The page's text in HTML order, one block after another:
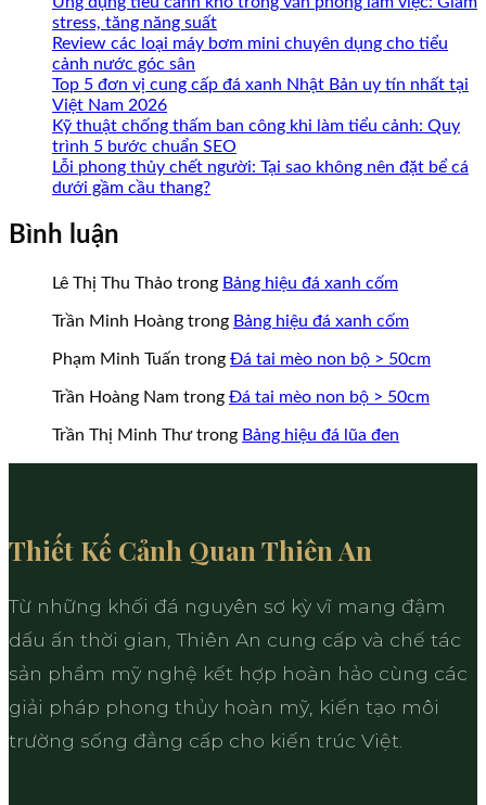
stress, tăng năng suất
Review các loại máy bơm mini chuyên dụng cho tiểu
cảnh nước góc sân
Top 5 đơn vị cung cấp đá xanh Nhật Bản uy tín nhất tại
Việt Nam 2026
Kỹ thuật chống thấm ban công khi làm tiểu cảnh: Quy
trình 5 bước chuẩn SEO
Lỗi phong thủy chết người: Tại sao không nên đặt bể cá
dưới gầm cầu thang?
Bình luận
Lê Thị Thu Thảo trong Bảng hiệu đá xanh cốm
Trần Minh Hoàng trong Bảng hiệu đá xanh cốm
Phạm Minh Tuấn trong Đá tai mèo non bộ > 50cm
Trần Hoàng Nam trong Đá tai mèo non bộ > 50cm
Trần Thị Minh Thưtrong Bảng hiệu đá lũa đen
Thiết Kế Cảnh Quan Thiên An
Từ những khối đá nguyên sơ kỳ vĩ mang đậm
dấu ấn thời gian, Thiên An cung cấp và chế tác
sản phẩm mỹ nghệ kết hợp hoàn hảo cùng các
giải pháp phong thủy hoàn mỹ, kiến tạo môi
trường sống đẳng cấp cho kiến trúc Việt.